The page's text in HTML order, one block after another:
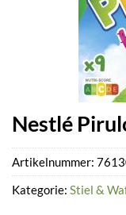
Nestlé
Artikelnummer:
Kategorie: Stiel &